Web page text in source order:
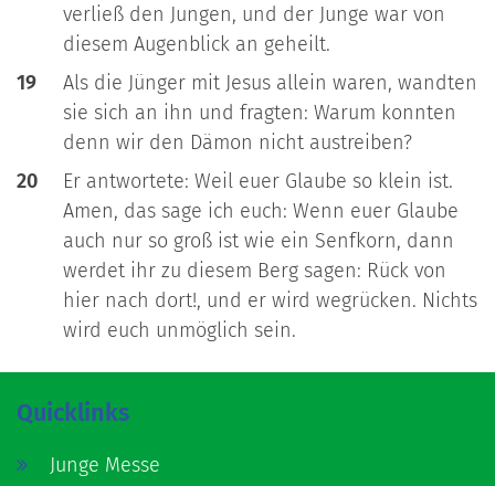
verließ den Jungen, und der Junge war von
diesem Augenblick an geheilt.
19
Als die Jünger mit Jesus allein waren, wandten
sie sich an ihn und fragten: Warum konnten
denn wir den Dämon nicht austreiben?
20
Er antwortete: Weil euer Glaube so klein ist.
Amen, das sage ich euch: Wenn euer Glaube
auch nur so groß ist wie ein Senfkorn, dann
werdet ihr zu diesem Berg sagen: Rück von
hier nach dort!, und er wird wegrücken. Nichts
wird euch unmöglich sein.
Quicklinks
Junge Messe